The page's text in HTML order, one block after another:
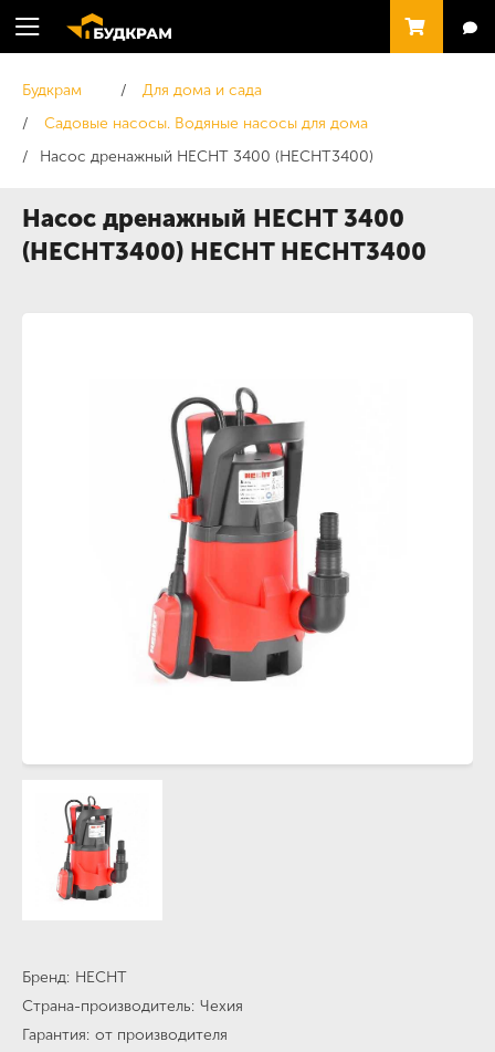
Будкрам
Для дома и сада
Садовые насосы. Водяные насосы для дома
Насос дренажный HECHT 3400 (HECHT3400)
Насос дренажный HECHT 3400
(HECHT3400) HECHT HECHT3400
Бренд HECHT
Страна-производитель Чехия
Гарантия от производителя